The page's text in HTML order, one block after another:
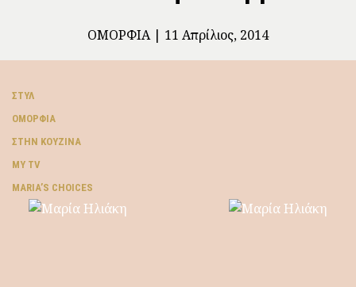
ΟΜΟΡΦΙΆ 11 Απρίλιος, 2014
ΣΤΥΛ
ΟΜΟΡΦΙΆ
ΣΤΗΝ ΚΟΥΖΊΝΑ
MY TV
ΜARIA’S CHOICES